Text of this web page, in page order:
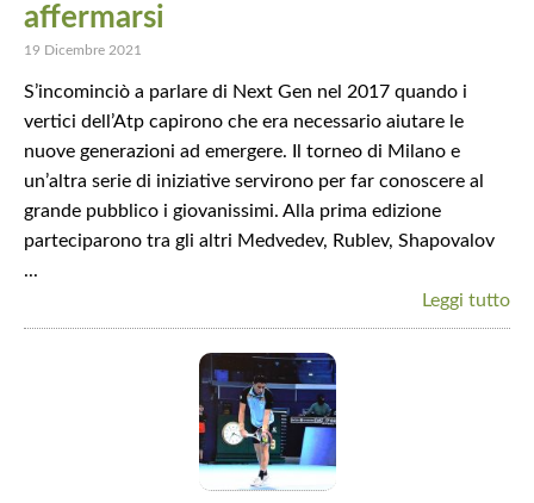
affermarsi
19 Dicembre 2021
S’incominciò a parlare di Next Gen nel 2017 quando i
vertici dell’Atp capirono che era necessario aiutare le
nuove generazioni ad emergere. Il torneo di Milano e
un’altra serie di iniziative servirono per far conoscere al
grande pubblico i giovanissimi. Alla prima edizione
parteciparono tra gli altri Medvedev, Rublev, Shapovalov
...
Leggi tutto